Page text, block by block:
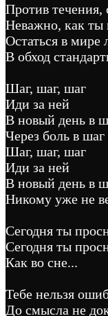
Против течения,
Неважно, как ты
Остаться в мире
В обход
Шаг, шаг, шаг
Иди за ней
В новый день в
Через боль в
Шаг, шаг, шаг
Иди за ней
В новый день в
Никому уже не
Сегодня ты
Сегодня ты
Как во сне...
Тебе нельзя
До смысла не